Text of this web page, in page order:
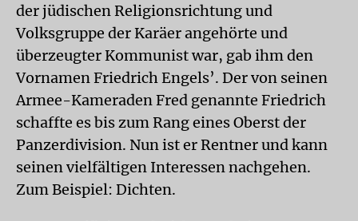
der jüdischen Religionsrichtung und
Volksgruppe der Karäer angehörte und
überzeugter Kommunist war, gab ihm den
Vornamen Friedrich Engels’. Der von seinen
Armee-Kameraden Fred genannte Friedrich
schaffte es bis zum Rang eines Oberst der
Panzerdivision. Nun ist er Rentner und kann
seinen vielfältigen Interessen nachgehen.
Zum Beispiel: Dichten.